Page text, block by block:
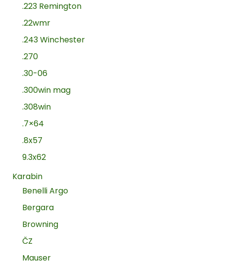
.223 Remington
.22wmr
.243 Winchester
.270
.30-06
.300win mag
.308win
.7×64
.8x57
9.3x62
Karabin
Benelli Argo
Bergara
Browning
ČZ
Mauser